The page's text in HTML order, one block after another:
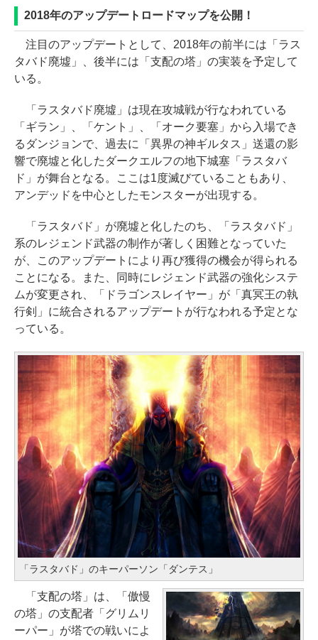
2018年のアップデートロードマップを公開！
注目のアップデートとして、2018年の前半には「ラス
タバド廃墟」、後半には「支配の塔」の実装を予定して
いる。
「ラスタバド廃墟」は現在攻城戦が行なわれている
「ギラン」、「ケント」、「オーク要塞」から入場でき
るダンジョンで、過去に「異界の神ギルタス」送還の影
響で廃墟と化したダークエルフの地下城塞「ラスタバ
ド」が舞台となる。ここは1度滅びていることもあり、
アンデッドを中心としたモンスターが出現する。
「ラスタバド」が廃墟と化したのち、「ラスタバド」
系のレジェンド武器の制作が著しく困難となっていた
が、このアップデートにより再び獲得の機会が得られる
ことになる。また、同時にレジェンド武器の強化システ
ムが変更され、「ドラゴンスレイヤー」が「真冥王の執
行剣」に統合されるアップデートが行なわれる予定とな
っている。
「ラスタバド」のキーパーソン「ダンテス」
「支配の塔」は、「傲慢
の塔」の支配者「グリムリ
ーパー」が塔での戦いによ